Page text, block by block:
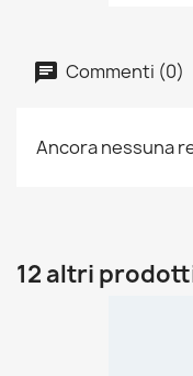
Commenti (0)
Ancora nessuna
12 altri